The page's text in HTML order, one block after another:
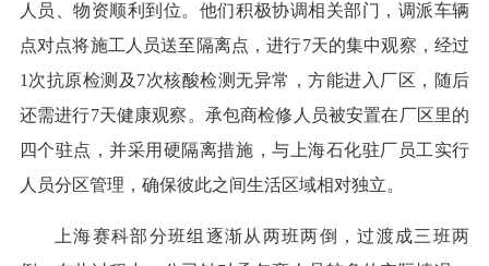
人员、物资顺利到位。他们积极协调相关部门，调派车辆
点对点将施工人员送至隔离点，进行7天的集中观察，经过
1次抗原检测及7次核酸检测无异常，方能进入厂区，随后
还需进行7天健康观察。承包商检修人员被安置在厂区里的
四个驻点，并采用硬隔离措施，与上海石化驻厂员工实行
人员分区管理，确保彼此之间生活区域相对独立。
上海赛科部分班组逐渐从两班两倒，过渡成三班两